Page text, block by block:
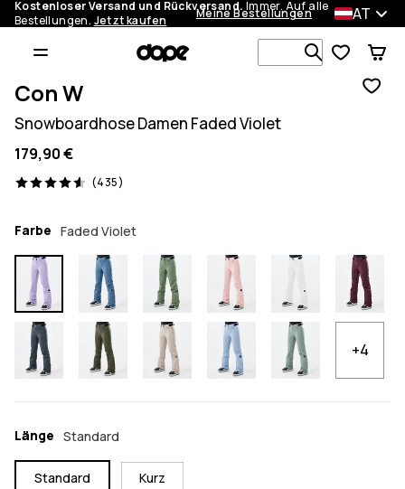
Kostenloser Versand und Rückversand. Immer. Auf alle
Bestellungen. Jetzt kaufen Meine Bestellungen AT
Con W
Snowboardhose Damen Faded Violet
179,90 €
(435)
435 Reviews, 4.6/5
Farbe Faded Violet
+4
Länge Standard
Standard Kurz